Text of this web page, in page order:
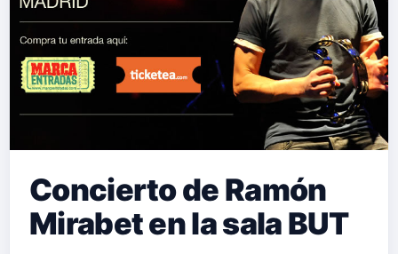
Concierto de Ramón
Mirabet en la sala BUT